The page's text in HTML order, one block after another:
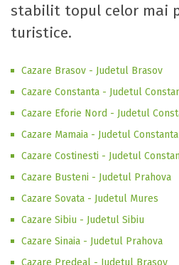
stabilit topul celor mai
turistice.
Cazare Brasov - Judetul Brasov
Cazare Constanta - Judetul
Cazare Eforie Nord - Judetul
Cazare Mamaia - Judetul Constanta
Cazare Costinesti - Judetul
Cazare Busteni - Judetul Prahova
Cazare Sovata - Judetul Mures
Cazare Sibiu - Judetul Sibiu
Cazare Sinaia - Judetul Prahova
Cazare Predeal - Judetul Brasov